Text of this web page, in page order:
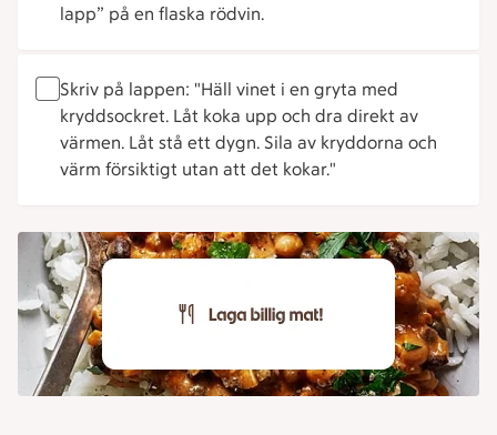
lapp” på en flaska rödvin.
Skriv på lappen: "Häll vinet i en gryta med
kryddsockret. Låt koka upp och dra direkt av
värmen. Låt stå ett dygn. Sila av kryddorna och
värm försiktigt utan att det kokar."